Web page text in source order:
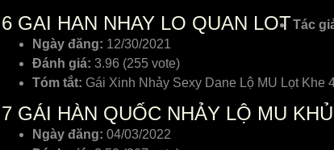
6 GAI HAN NHAY LO QUAN LOTTác
Ngày đăng: 12/30/2021
Đánh giá: 3.96 (255 vote)
Tóm tắt:
7 GÁI HÀN QUỐC NHẢY LỘ MU
Ngày đăng: 04/03/2022